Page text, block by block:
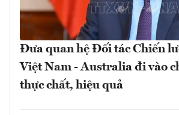
Đưa quan hệ Đối tác Chiến
Việt Nam - Australia đi vào
thực chất, hiệu quả